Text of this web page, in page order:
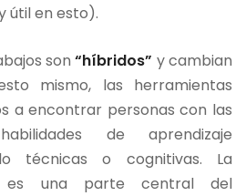
útil en esto).
son“híbridos” y cambian
mismo, las herramientas
a encontrar personas con las
de aprendizaje
técnicas o cognitivas. La
una parte central del